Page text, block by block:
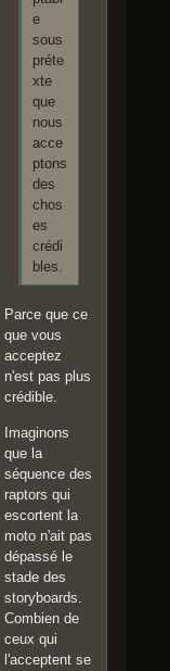
e
sous
préte
xte
que
nous
acce
ptons
des
chos
es
crédi
bles.
Parce que ce
que vous
acceptez
n'est pas plus
crédible.
Imaginons
que la
séquence des
raptors qui
escortent la
moto n'ait pas
dépassé le
stade des
storyboards.
Combien de
ceux qui
l'acceptent se